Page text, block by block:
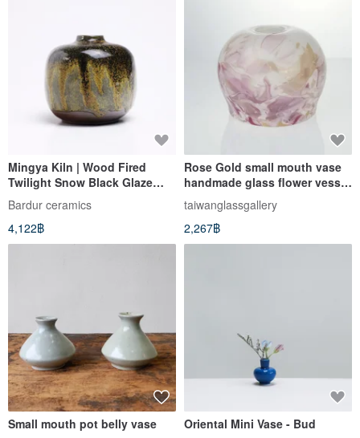
Mingya Kiln | Wood Fired
Twilight Snow Black Glaze
Small Mouth Vase Black
Yellow Flower Vase Special
Glaze Collectible T1
Bardur ceramics
4,122฿
Rose Gold small mouth vase
handmade glass flower vessel
purely hand blown
taiwanglassgallery
2,267฿
Small mouth pot belly vase Oriental Mini Vase - Bud